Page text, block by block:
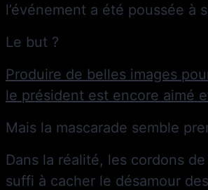
l’événement a été poussée à
Le but ?
Produire de belles images
le président est encore aimé
Mais la mascarade semble
Dans la réalité, les cordons de
suffi à cacher le désamour